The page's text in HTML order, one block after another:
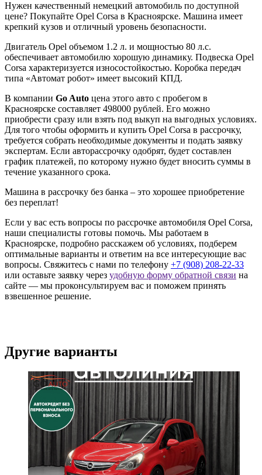
Нужен качественный немецкий автомобиль по доступной
цене? Покупайте Opel Corsa в Красноярске. Машина имеет
крепкий кузов и отличный уровень безопасности.
Двигатель Opel объемом 1.2 л. и мощностью 80 л.с.
обеспечивает автомобилю хорошую динамику. Подвеска Opel
Corsa характеризуется износостойкостью. Коробка передач
типа «Автомат робот» имеет высокий КПД.
В компании Go Auto цена этого авто с пробегом в
Красноярске составляет 498000 рублей. Его можно
приобрести сразу или взять под выкуп на выгодных условиях.
Для того чтобы оформить и купить Opel Corsa в рассрочку,
требуется собрать необходимые документы и подать заявку
экспертам. Если авторассрочку одобрят, будет составлен
график платежей, по которому нужно будет вносить суммы в
течение указанного срока.
Машина в рассрочку без банка – это хорошее приобретение
без переплат!
Если у вас есть вопросы по рассрочке автомобиля Opel Corsa,
наши специалисты готовы помочь. Мы работаем в
Красноярске, подробно расскажем об условиях, подберем
оптимальные варианты и ответим на все интересующие вас
вопросы. Свяжитесь с нами по телефону +7 (908) 208-22-33
или оставьте заявку через удобную форму обратной связи на
сайте — мы проконсультируем вас и поможем принять
взвешенное решение.
Другие варианты